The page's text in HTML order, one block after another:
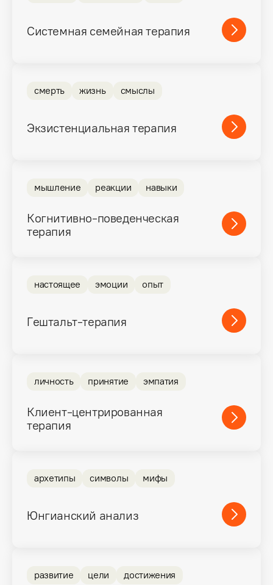
Системная семейная терапия
Экзистенциальная терапия
смерть жизнь смыслы
Когнитивно-поведенческая
терапия
мышление реакции навыки
Гештальт-терапия
настоящее эмоции опыт
Клиент-центрированная
терапия
личность принятие эмпатия
Юнгианский анализ
архетипы символы мифы
развитие цели достижения